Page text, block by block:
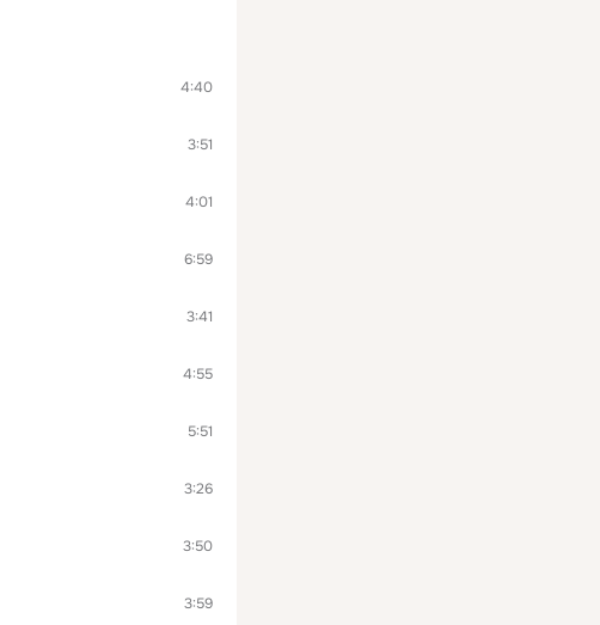
4:40
3:51
4:01
6:59
3:41
4:55
5:51
3:26
3:50
3:59